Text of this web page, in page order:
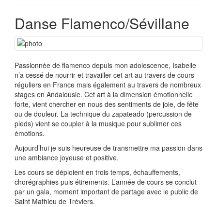
Danse Flamenco/Sévillane
Passionnée de flamenco depuis mon adolescence, Isabelle
n’a cessé de nourrir et travailler cet art au travers de cours
réguliers en France mais également au travers de nombreux
stages en Andalousie. Cet art à la dimension émotionnelle
forte, vient chercher en nous des sentiments de joie, de fête
ou de douleur. La technique du zapateado (percussion de
pieds) vient se coupler à la musique pour sublimer ces
émotions.
Aujourd’hui je suis heureuse de transmettre ma passion dans
une ambiance joyeuse et positive.
Les cours se déploient en trois temps, échauffements,
chorégraphies puis étirements. L’année de cours se conclut
par un gala, moment important de partage avec le public de
Saint Mathieu de Tréviers.